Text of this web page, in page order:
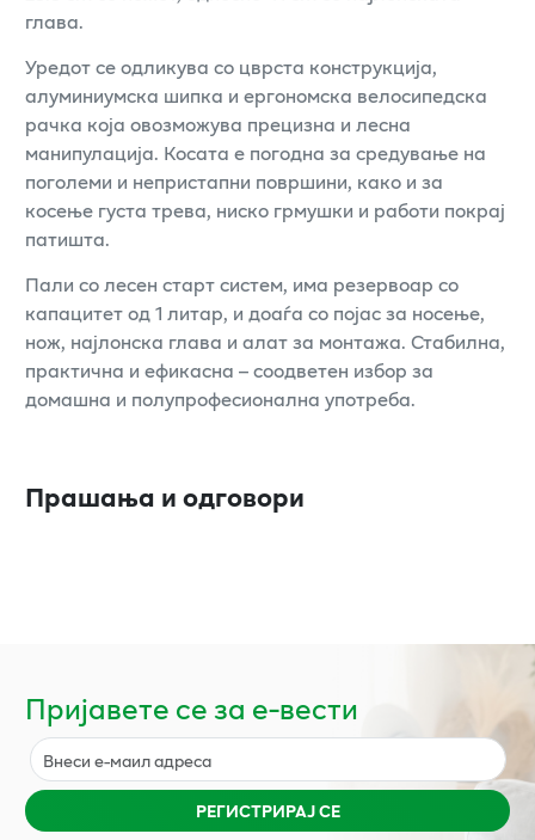
глава.
Уредот се одликува со цврста конструкција,
алуминиумска шипка и ергономска велосипедска
рачка која овозможува прецизна и лесна
манипулација. Косата е погодна за средување на
поголеми и непристапни површини, како и за
косење густа трева, ниско грмушки и работи покрај
патишта.
Пали со лесен старт систем, има резервоар со
капацитет од 1 литар, и доаѓа со појас за носење,
нож, најлонска глава и алат за монтажа. Стабилна,
практична и ефикасна – соодветен избор за
домашна и полупрофесионална употреба.
Прашања и одговори
Пријавете се за е-вести
РЕГИСТРИРАЈ СЕ